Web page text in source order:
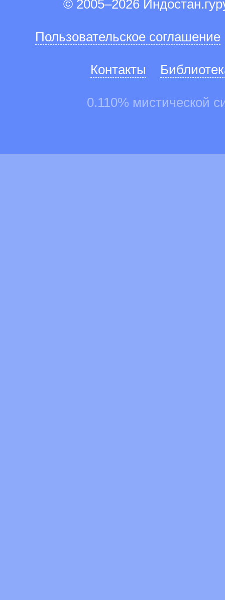
© 2005–2026
Пользовательское соглашение
Контакты
0.110% мистической